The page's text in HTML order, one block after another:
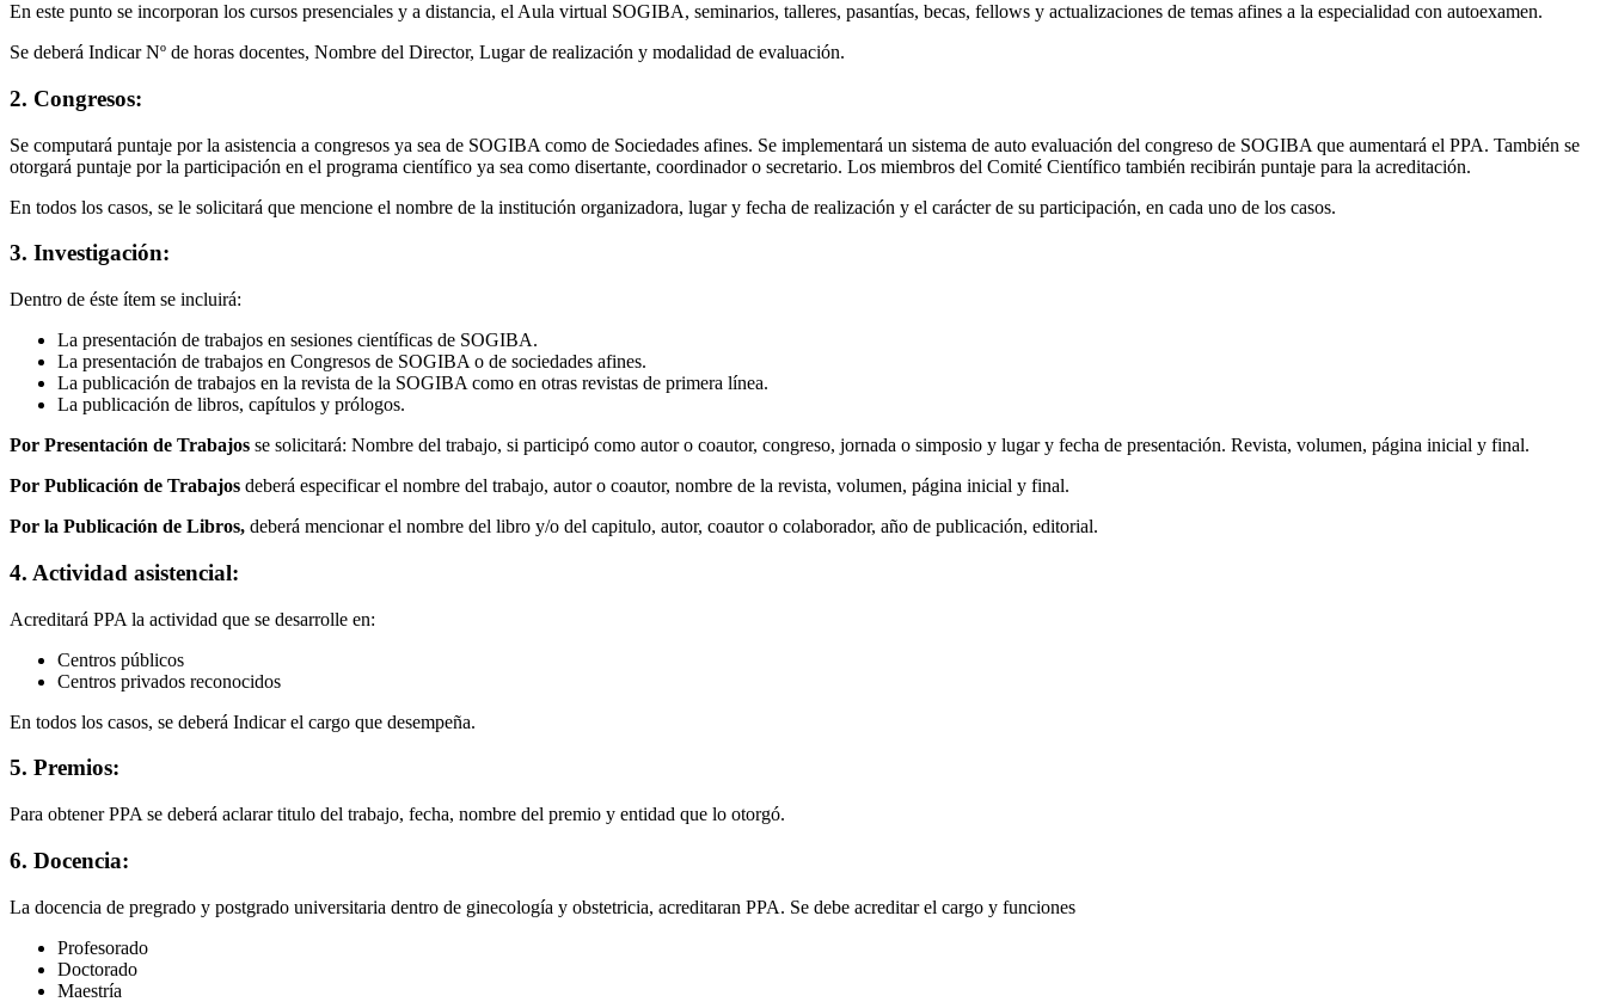
En este punto se incorporan los cursos presenciales y a distancia, el Aula virtual SOGIBA, seminarios, talleres, pasantías, becas, fellows y actualizaciones de temas afines a la especialidad con autoexamen.
Se deberá Indicar Nº de horas docentes, Nombre del Director, Lugar de realización y modalidad de evaluación.
2. Congresos:
Se computará puntaje por la asistencia a congresos ya sea de SOGIBA como de Sociedades afines. Se implementará un sistema de auto evaluación del congreso de SOGIBA que aumentará el PPA. También se
otorgará puntaje por la participación en el programa científico ya sea como disertante, coordinador o secretario. Los miembros del Comité Científico también recibirán puntaje para la acreditación.
En todos los casos, se le solicitará que mencione el nombre de la institución organizadora, lugar y fecha de realización y el carácter de su participación, en cada uno de los casos.
3. Investigación:
Dentro de éste ítem se incluirá:
La presentación de trabajos en sesiones científicas de SOGIBA.
La presentación de trabajos en Congresos de SOGIBA o de sociedades afines.
La publicación de trabajos en la revista de la SOGIBA como en otras revistas de primera línea.
La publicación de libros, capítulos y prólogos.
Por Presentación de Trabajos se solicitará: Nombre del trabajo, si participó como autor o coautor, congreso, jornada o simposio y lugar y fecha de presentación. Revista, volumen, página inicial y final.
Por Publicación de Trabajos deberá especificar el nombre del trabajo, autor o coautor, nombre de la revista, volumen, página inicial y final.
Por la Publicación de Libros, deberá mencionar el nombre del libro y/o del capitulo, autor, coautor o colaborador, año de publicación, editorial.
4. Actividad asistencial:
Acreditará PPA la actividad que se desarrolle en:
Centros públicos
Centros privados reconocidos
En todos los casos, se deberá Indicar el cargo que desempeña.
5. Premios:
Para obtener PPA se deberá aclarar titulo del trabajo, fecha, nombre del premio y entidad que lo otorgó.
6. Docencia:
La docencia de pregrado y postgrado universitaria dentro de ginecología y obstetricia, acreditaran PPA. Se debe acreditar el cargo y funciones
Profesorado
Doctorado
Maestría